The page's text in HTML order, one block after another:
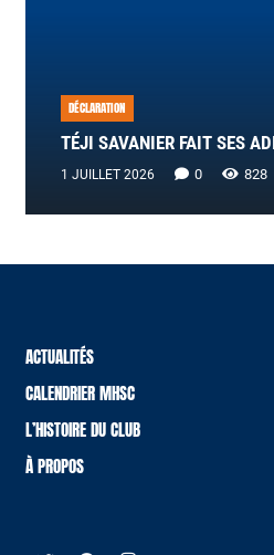
DÉCLARATION
TÉJI SAVANIER FAIT SES
1 JUILLET 2026 0 828
ACTUALITÉS
CALENDRIER MHSC
L’HISTOIRE DU CLUB
À PROPOS